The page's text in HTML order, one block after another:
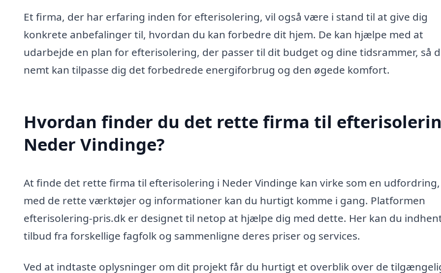
Et firma, der har erfaring inden for efterisolering, vil også være i stand til at give dig
konkrete anbefalinger til, hvordan du kan forbedre dit hjem. De kan hjælpe med at
udarbejde en plan for efterisolering, der passer til dit budget og dine tidsrammer, så
nemt kan tilpasse dig det forbedrede energiforbrug og den øgede komfort.
Hvordan finder du det rette firma til
Neder Vindinge?
At finde det rette firma til efterisolering i Neder Vindinge kan virke som en
med de rette værktøjer og informationer kan du hurtigt komme i gang. Platformen
efterisolering-pris.dk er designet til netop at hjælpe dig med dette. Her kan du
tilbud fra forskellige fagfolk og sammenligne deres priser og services.
Ved at indtaste oplysninger om dit projekt får du hurtigt et overblik over de